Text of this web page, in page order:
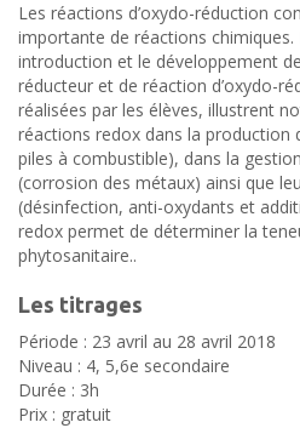
Les réactions d’oxydo-réduction
importante de réactions chimiques.
introduction et le développement
réducteur et de réaction d’oxydo-
réalisées par les élèves, illustrent
réactions redox dans la production
piles à combustible), dans la
(corrosion des métaux) ainsi que
(désinfection, anti-oxydants et
redox permet de déterminer la
phytosanitaire..
Les titrages
Période : 23 avril au 28 avril 2018
Niveau : 4, 5,6e secondaire
Durée : 3h
Prix : gratuit